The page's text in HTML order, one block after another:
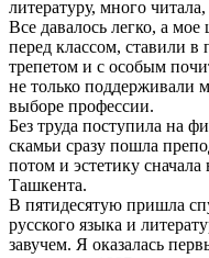
литературу, много
Все давалось легко, а
перед классом, ставили
трепетом и с особым
не только поддерживали
выборе профессии.
Без труда поступила на
скамьи сразу пошла
потом и эстетику
Ташкента.
В пятидесятую пришла
русского языка и
завучем. Я оказалась